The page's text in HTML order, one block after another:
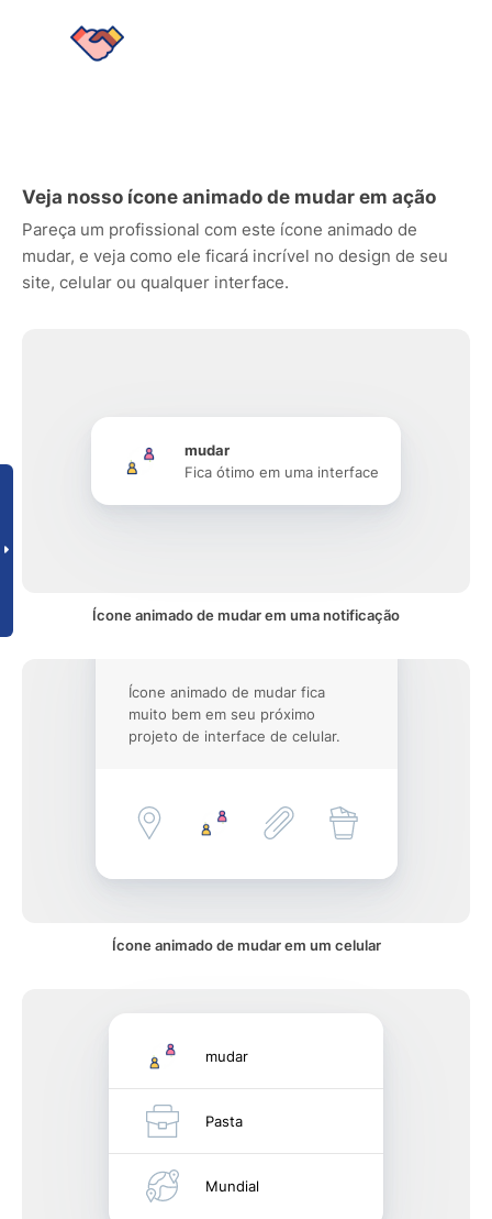
Veja nosso ícone animado de mudar em ação
Pareça um profissional com este ícone animado de
mudar, e veja como ele ficará incrível no design de seu
site, celular ou qualquer interface.
mudar
Fica ótimo em uma interface
Ícone animado de mudar em uma notificação
Ícone animado de mudar fica
muito bem em seu próximo
projeto de interface de celular.
Ícone animado de mudar em um celular
mudar
Pasta
Mundial